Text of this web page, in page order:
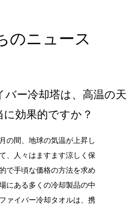
のニュース
バー冷却塔は、高温の天
に効果的ですか？
の間、地球の気温が上昇し
、人々はますます涼しく保
で手頃な価格の方法を求め
にある多くの冷却製品の中
ァイバー冷却タオルは、携